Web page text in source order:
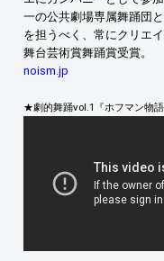
一の公共劇場専属舞踊団
を担うべく、常にクリエ
舞台芸術賞舞踊賞受賞。
noism.jp
★劇的舞踊vol.1『ホフマン物